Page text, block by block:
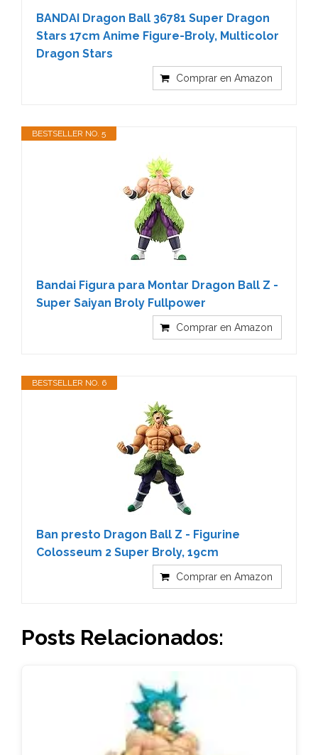
BANDAI Dragon Ball 36781 Super Dragon
Stars 17cm Anime Figure-Broly, Multicolor
Dragon Stars
Comprar en Amazon
BESTSELLER NO. 5
Bandai Figura para Montar Dragon Ball Z -
Super Saiyan Broly Fullpower
Comprar en Amazon
BESTSELLER NO. 6
Ban presto Dragon Ball Z - Figurine
Colosseum 2 Super Broly, 19cm
Comprar en Amazon
Posts Relacionados: